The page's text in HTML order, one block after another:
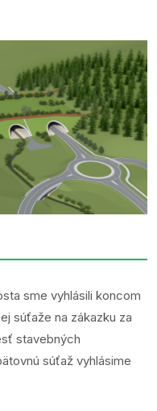
sme vyhlásili koncom
súťaže na zákazku za
stavebných
súťaž vyhlásime